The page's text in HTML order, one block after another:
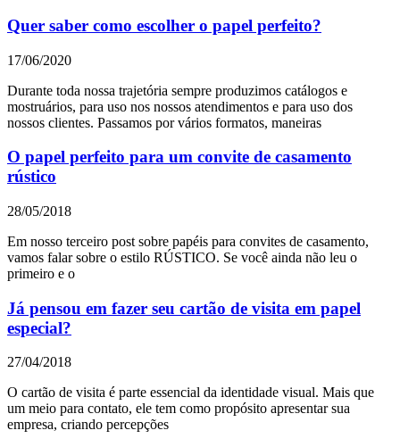
Quer saber como escolher o papel perfeito?
17/06/2020
Durante toda nossa trajetória sempre produzimos catálogos e
mostruários, para uso nos nossos atendimentos e para uso dos
nossos clientes. Passamos por vários formatos, maneiras
O papel perfeito para um convite de casamento
rústico
28/05/2018
Em nosso terceiro post sobre papéis para convites de casamento,
vamos falar sobre o estilo RÚSTICO. Se você ainda não leu o
primeiro e o
Já pensou em fazer seu cartão de visita em papel
especial?
27/04/2018
O cartão de visita é parte essencial da identidade visual. Mais que
um meio para contato, ele tem como propósito apresentar sua
empresa, criando percepções